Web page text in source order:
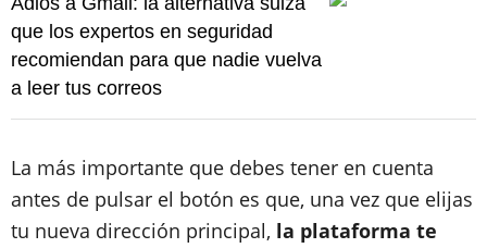
que los expertos en seguridad
recomiendan para que nadie vuelva
a leer tus correos
La más importante que debes tener en cuenta
antes de pulsar el botón es que, una vez que elijas
tu nueva dirección principal, la plataforma te